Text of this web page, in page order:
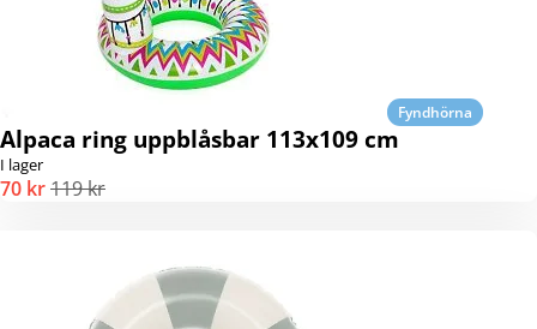
Fyndhörna
Alpaca ring uppblåsbar 113x109 cm
I lager
70 kr119 kr